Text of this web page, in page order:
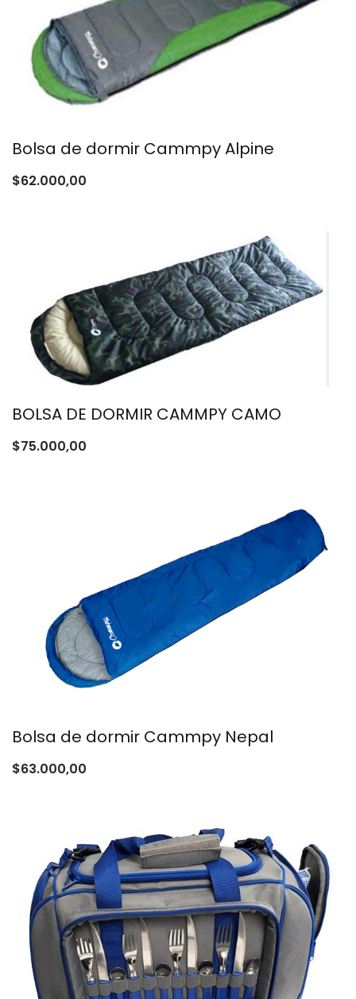
Bolsa de dormir Cammpy Alpine
$62.000,00
BOLSA DE DORMIR CAMMPY CAMO
$75.000,00
Bolsa de dormir Cammpy Nepal
$63.000,00